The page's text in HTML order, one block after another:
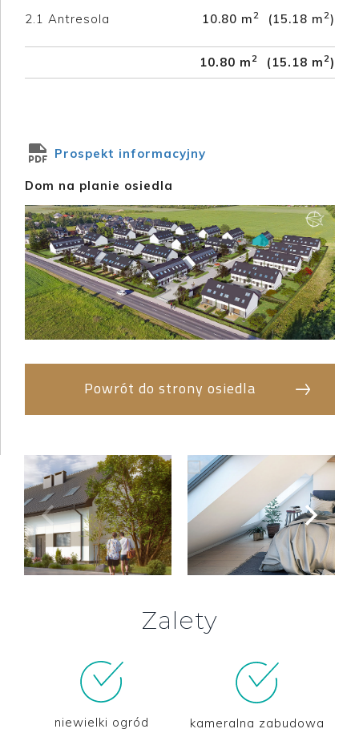
2.1 Antresola (15.18 m2)
10.80 m2
(15.18 m 2)
10.80 m 2
Prospekt informacyjny
Dom na planie osiedla
Powrót do strony osiedla
Zalety
niewielki ogród kameralna zabudowa